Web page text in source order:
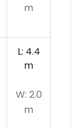
m
L: 4.4
m
W: 2.0
m